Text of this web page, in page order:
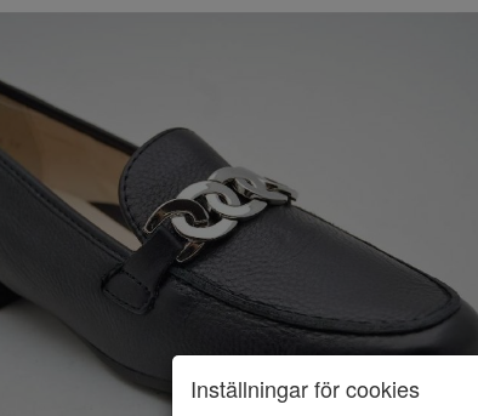
Inställningar för cookies